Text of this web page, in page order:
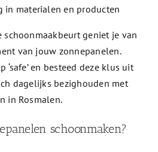
in materialen en producten
schoonmaakbeurt geniet je van
van jouw zonnepanelen.
‘safe’ en besteed deze klus uit
dagelijks bezighouden met
in Rosmalen.
schoonmaken?